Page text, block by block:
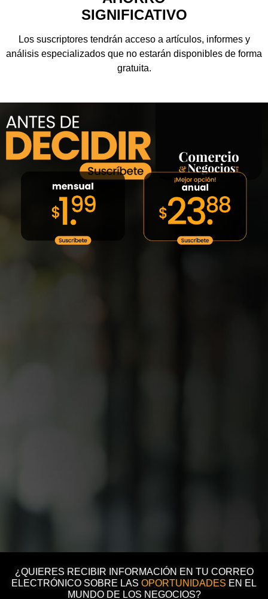
SIGNIFICATIVO
Los suscriptores tendrán acceso a artículos, informes y
análisis especializados que no estarán disponibles de forma
gratuita.
¿QUIERES RECIBIR INFORMACIÓN EN TU CORREO
ELECTRÓNICO SOBRE LAS OPORTUNIDADES EN EL
MUNDO DE LOS NEGOCIOS?